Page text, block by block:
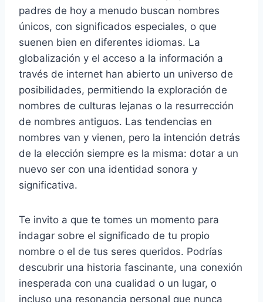
padres de hoy a menudo buscan nombres
únicos, con significados especiales, o que
suenen bien en diferentes idiomas. La
globalización y el acceso a la información a
través de internet han abierto un universo de
posibilidades, permitiendo la exploración de
nombres de culturas lejanas o la resurrección
de nombres antiguos. Las tendencias en
nombres van y vienen, pero la intención detrás
de la elección siempre es la misma: dotar a un
nuevo ser con una identidad sonora y
significativa.
Te invito a que te tomes un momento para
indagar sobre el significado de tu propio
nombre o el de tus seres queridos. Podrías
descubrir una historia fascinante, una conexión
inesperada con una cualidad o un lugar, o
incluso una resonancia personal que nunca